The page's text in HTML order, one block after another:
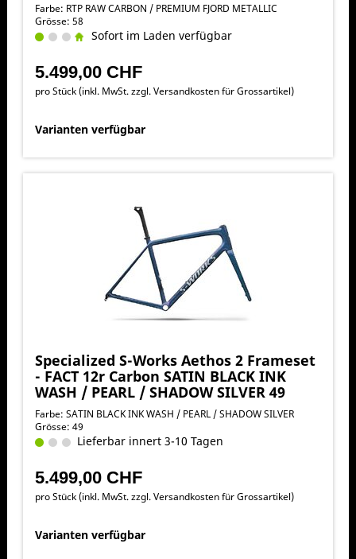
Farbe: RTP RAW CARBON / PREMIUM FJORD METALLIC
Grösse: 58
Sofort im Laden verfügbar
5.499,00 CHF
pro Stück (inkl. MwSt. zzgl.Versandkosten für Grossartikel)
Varianten verfügbar
Specialized S-Works Aethos 2 Frameset
- FACT 12r Carbon SATIN BLACK INK
WASH / PEARL / SHADOW SILVER 49
Farbe: SATIN BLACK INK WASH / PEARL / SHADOW SILVER
Grösse: 49
Lieferbar innert 3-10 Tagen
5.499,00 CHF
pro Stück (inkl. MwSt. zzgl.Versandkosten für Grossartikel)
Varianten verfügbar